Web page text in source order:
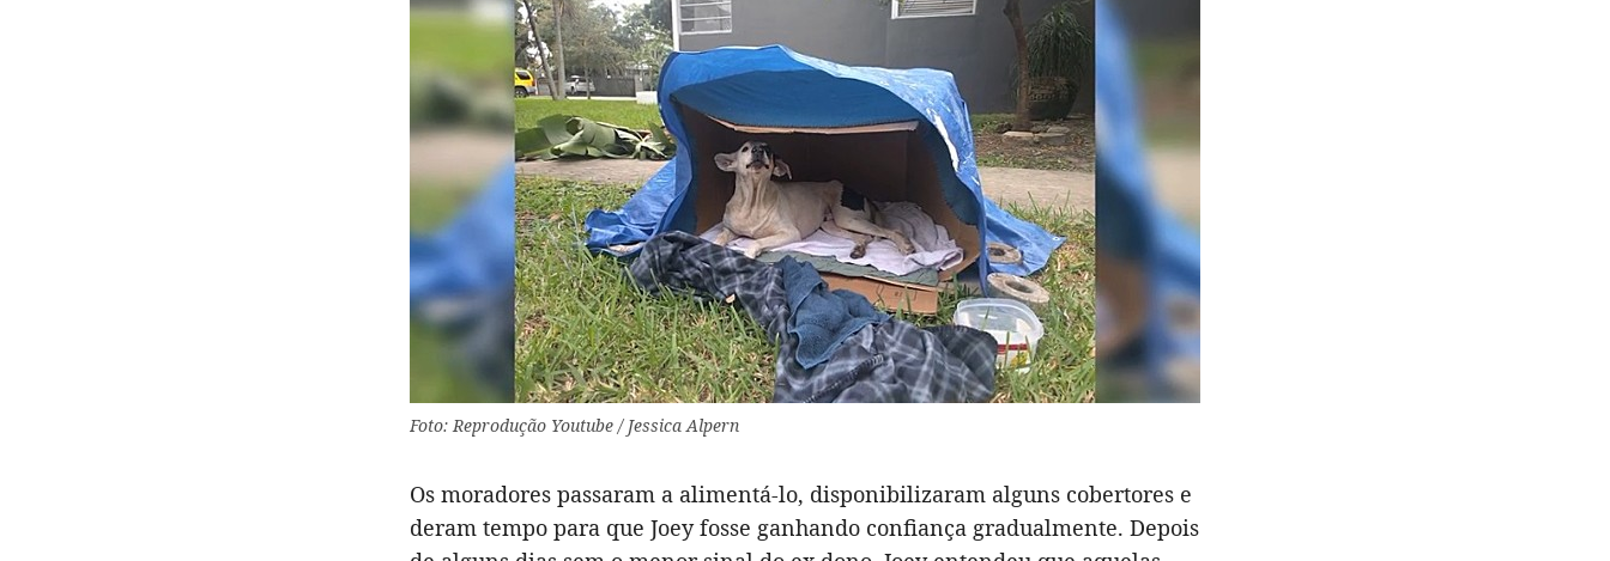
Foto: Reprodução Youtube / Jessica Alpern
Os moradores passaram a alimentá-lo, disponibilizaram alguns cobertores e
deram tempo para que Joey fosse ganhando confiança gradualmente. Depois